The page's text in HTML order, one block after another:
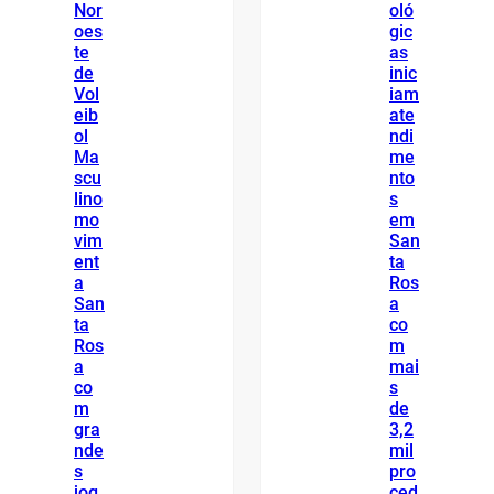
Nor
oes
te
de
Vol
eib
ol
Ma
scu
lino
mo
vim
ent
a
San
ta
Ros
a
co
m
gra
nde
s
oló
gic
as
inic
iam
ate
ndi
me
nto
s
em
San
ta
Ros
a
co
m
mai
s
de
3,2
mil
pro